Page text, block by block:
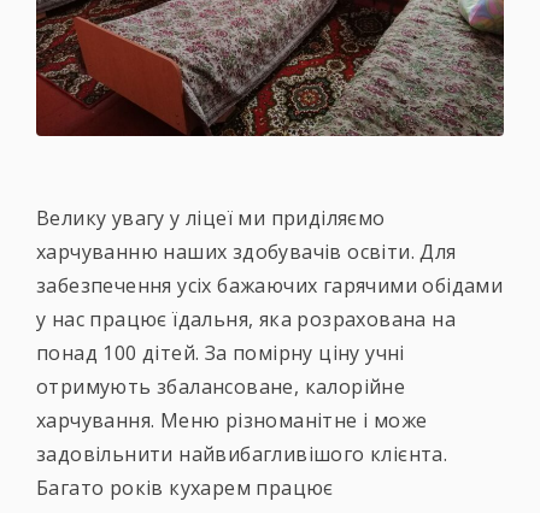
Велику увагу у ліцеї ми приділяємо
харчуванню наших здобувачів освіти. Для
забезпечення усіх бажаючих гарячими обідами
у нас працює їдальня, яка розрахована на
понад 100 дітей. За помірну ціну учні
отримують збалансоване, калорійне
харчування. Меню різноманітне і може
задовільнити найвибагливішого клієнта.
Багато років кухарем працює